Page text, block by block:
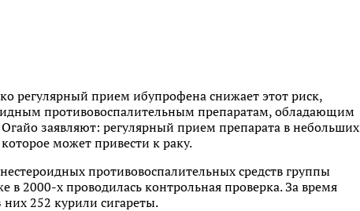
регулярный прием ибупрофена снижает этот риск,
противовоспалительным препаратам, обладающим
заявляют: регулярный прием препарата в небольших
может привести к раку.
противовоспалительных средств группы
2000-х проводилась контрольная проверка. За время
них 252 курили сигареты.